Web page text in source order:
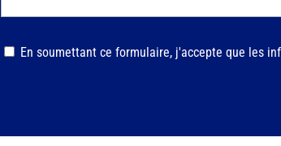
En soumettant ce formulaire, j'accepte que les